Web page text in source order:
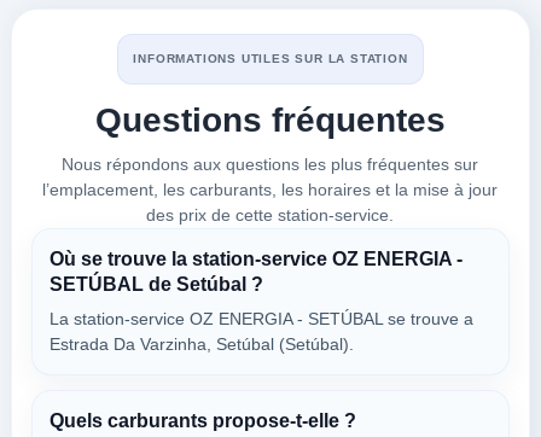
2900-657
Repsol Aires
En 252 Km 14,8
VOIR LES PRIX
à 2.25 km
En 252 Km 14,8
2900-657
INFORMATIONS UTILES SUR LA STATION
Questions fréquentes
Nous répondons aux questions les plus fréquentes sur
l’emplacement, les carburants, les horaires et la mise à jour
des prix de cette station-service.
Où se trouve la station-service OZ ENERGIA -
SETÚBAL de Setúbal ?
La station-service OZ ENERGIA - SETÚBAL se trouve a
Estrada Da Varzinha, Setúbal (Setúbal).
Quels carburants propose-t-elle ?